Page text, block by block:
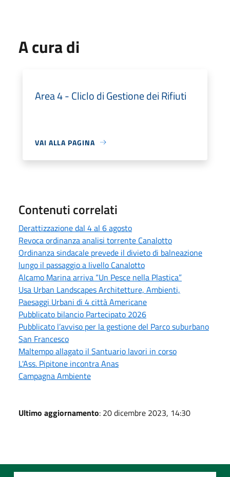
A cura di
Area 4 - Cliclo di Gestione dei Rifiuti
VAI ALLA PAGINA
Contenuti correlati
Derattizzazione dal 4 al 6 agosto
Revoca ordinanza analisi torrente Canalotto
Ordinanza sindacale prevede il divieto di balneazione
lungo il passaggio a livello Canalotto
Alcamo Marina arriva “Un Pesce nella Plastica”
Usa Urban Landscapes Architetture, Ambienti,
Paesaggi Urbani di 4 città Americane
Pubblicato bilancio Partecipato 2026
Pubblicato l’avviso per la gestione del Parco suburbano
San Francesco
Maltempo allagato il Santuario lavori in corso
L'Ass. Pipitone incontra Anas
Campagna Ambiente
Ultimo aggiornamento: 20 dicembre 2023, 14:30